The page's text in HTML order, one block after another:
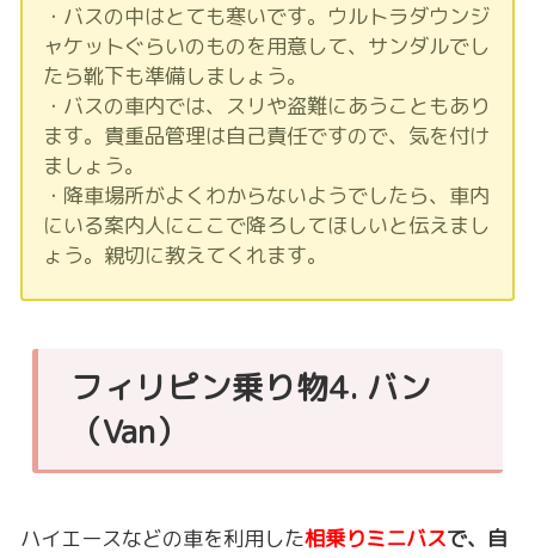
・バスの中はとても寒いです。ウルトラダウンジ
ャケットぐらいのものを用意して、サンダルでし
たら靴下も準備しましょう。
・バスの車内では、スリや盗難にあうこともあり
ます。貴重品管理は自己責任ですので、気を付け
ましょう。
・降車場所がよくわからないようでしたら、車内
にいる案内人にここで降ろしてほしいと伝えまし
ょう。親切に教えてくれます。
フィリピン乗り物4. バン
（Van）
ハイエースなどの車を利用した相乗りミニバスで、自